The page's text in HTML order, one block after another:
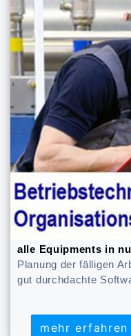
alle Equipments in
Planung der fälligen
gut durchdachte
mehr erfahren
mehr erfahren